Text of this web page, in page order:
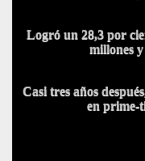
Logró un 28,3 por
millones
Casi tres años
en prime-